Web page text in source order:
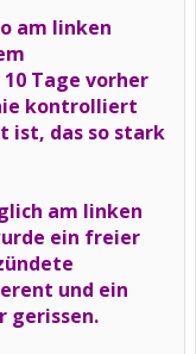
am linken
Tage vorher
kontrolliert
ist, das so stark
am linken
ein freier
und ein
gerissen.